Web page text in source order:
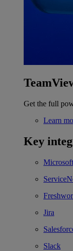
Get the full
Learn
Key
Jira
Slack